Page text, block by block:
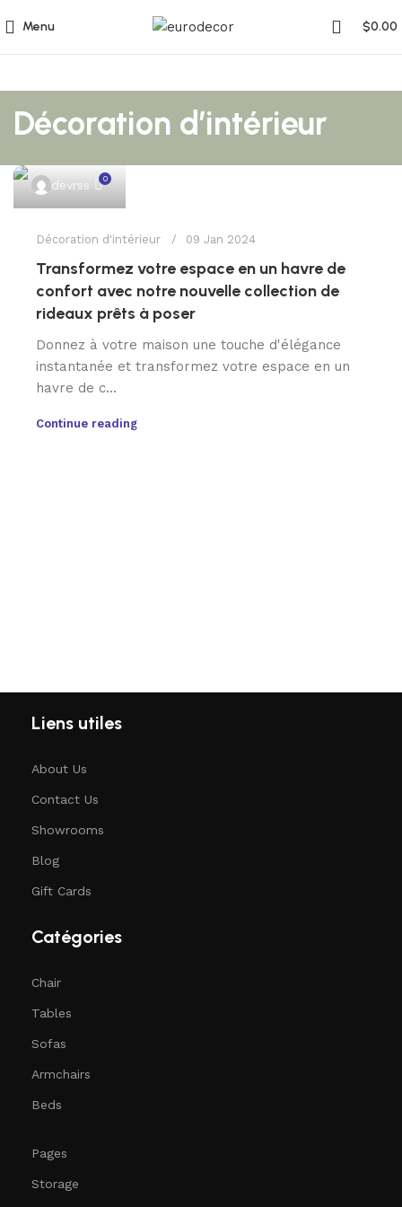
Menu $0.00
Décoration d’intérieur
devrss 0
Décoration d'intérieur 09 Jan 2024
Transformez votre espace en un havre de
confort avec notre nouvelle collection de
rideaux prêts à poser
Donnez à votre maison une touche d'élégance
instantanée et transformez votre espace en un
havre de c...
Continue reading
Liens utiles
About Us
Contact Us
Showrooms
Blog
Gift Cards
Catégories​
Chair
Tables
Sofas
Armchairs
Beds
Pages
Storage